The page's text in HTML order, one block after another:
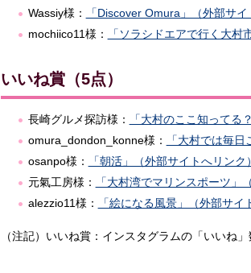
Wassiy様：
「Discover Omura」（外部サイ
mochiico11様：
「ソラシドエアで行く大村
いいね賞（5点）
長崎グルメ探訪様：
「大村のここ知ってる
omura_dondon_konne様：
「大村では毎
osanpo様：
「朝活」（外部サイトへリンク）
元氣工房様：
「大村湾でマリンスポーツ」
alezzio11様：
「絵になる風景」（外部サイ
（注記）いいね賞：インスタグラムの「いいね」